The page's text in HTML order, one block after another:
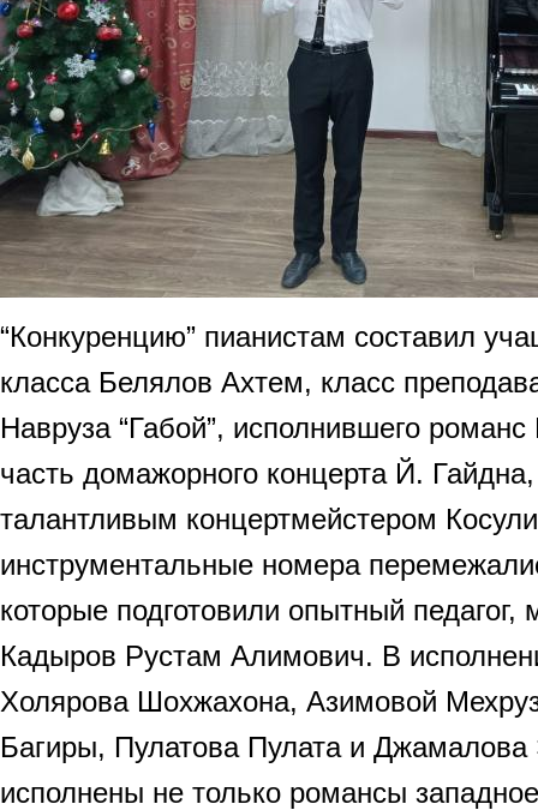
“Конкуренцию” пианистам составил
класса Белялов Ахтем, класс
Навруза “Габой”, исполнившего
часть домажорного концерта Й.
талантливым концертмейстером
инструментальные номера
которые подготовили опытный педагог,
Кадыров Рустам Алимович. В
Холярова Шохжахона, Азимовой
Багиры, Пулатова Пулата и
исполнены не только романсы